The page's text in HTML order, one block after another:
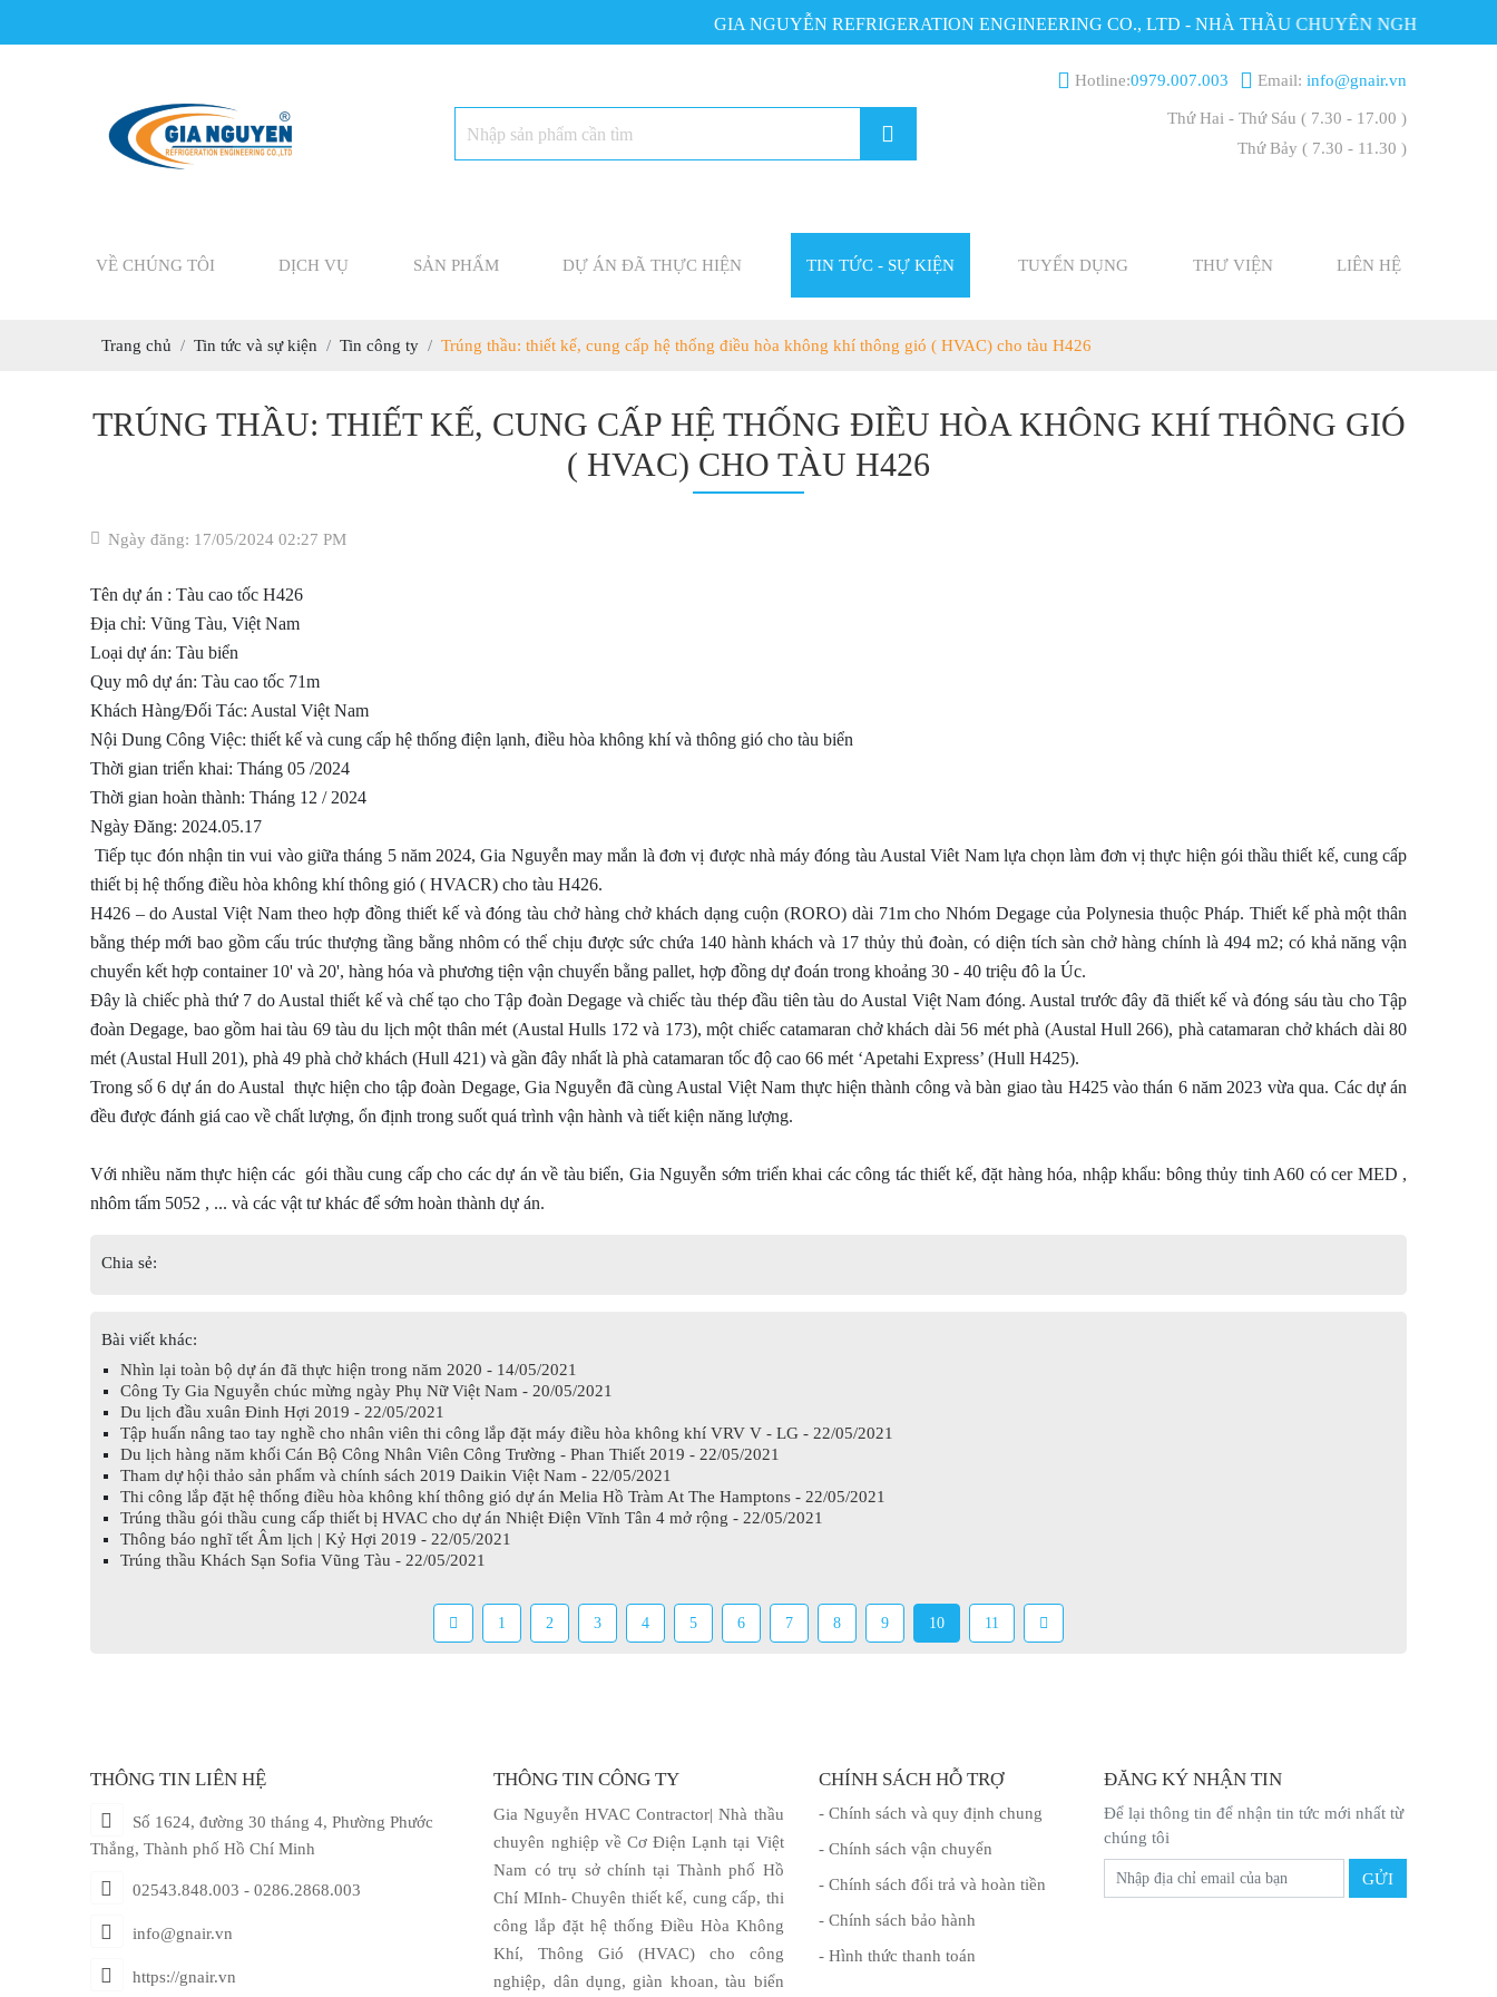
GIA NGUYỄN REFRIGERATION ENGINEERING CO., LTD - NHÀ THẦU CHUYÊN NGHIỆP VỀ
Hotline:0979.007.003 Email:info@gnair.vn
Thứ Hai - Thứ Sáu( 7.30 - 17.00 )
Thứ Bảy( 7.30 - 11.30 )
VỀ CHÚNG TÔI DỊCH VỤ SẢN PHẨM DỰ ÁN ĐÃ THỰC HIỆN TIN TỨC - SỰ KIỆN TUYỂN DỤNG THƯ VIỆN LIÊN HỆ
Trang chủ Tin tức và sự kiện Tin công ty Trúng thầu: thiết kế, cung cấp hệ thống điều hòa không khí thông gió ( HVAC) cho tàu H426
TRÚNG THẦU: THIẾT KẾ, CUNG CẤP HỆ THỐNG ĐIỀU HÒA KHÔNG KHÍ THÔNG GIÓ
( HVAC) CHO TÀU H426
Ngày đăng: 17/05/2024 02:27 PM
Tên dự án : Tàu cao tốc H426
Địa chỉ: Vũng Tàu, Việt Nam
Loại dự án: Tàu biển
Quy mô dự án: Tàu cao tốc 71m
Khách Hàng/Đối Tác: Austal Việt Nam
Nội Dung Công Việc: thiết kế và cung cấp hệ thống điện lạnh, điều hòa không khí và thông gió cho tàu biển
Thời gian triển khai: Tháng 05 /2024
Thời gian hoàn thành: Tháng 12 / 2024
Ngày Đăng: 2024.05.17
Tiếp tục đón nhận tin vui vào giữa tháng 5 năm 2024, Gia Nguyễn may mắn là đơn vị được nhà máy đóng tàu Austal Viêt Nam lựa chọn làm đơn vị thực hiện gói thầu thiết kế, cung cấp
thiết bị hệ thống điều hòa không khí thông gió ( HVACR) cho tàu H426.
H426 – do Austal Việt Nam theo hợp đồng thiết kế và đóng tàu chở hàng chở khách dạng cuộn (RORO) dài 71m cho Nhóm Degage của Polynesia thuộc Pháp. Thiết kế phà một thân
bằng thép mới bao gồm cấu trúc thượng tầng bằng nhôm có thể chịu được sức chứa 140 hành khách và 17 thủy thủ đoàn, có diện tích sàn chở hàng chính là 494 m2; có khả năng vận
chuyển kết hợp container 10' và 20', hàng hóa và phương tiện vận chuyển bằng pallet, hợp đồng dự đoán trong khoảng 30 - 40 triệu đô la Úc.
Đây là chiếc phà thứ 7 do Austal thiết kế và chế tạo cho Tập đoàn Degage và chiếc tàu thép đầu tiên tàu do Austal Việt Nam đóng. Austal trước đây đã thiết kế và đóng sáu tàu cho Tập
đoàn Degage, bao gồm hai tàu 69 tàu du lịch một thân mét (Austal Hulls 172 và 173), một chiếc catamaran chở khách dài 56 mét phà (Austal Hull 266), phà catamaran chở khách dài 80
mét (Austal Hull 201), phà 49 phà chở khách (Hull 421) và gần đây nhất là phà catamaran tốc độ cao 66 mét ‘Apetahi Express’ (Hull H425).
Trong số 6 dự án do Austal thực hiện cho tập đoàn Degage, Gia Nguyễn đã cùng Austal Việt Nam thực hiện thành công và bàn giao tàu H425 vào thán 6 năm 2023 vừa qua. Các dự án
đều được đánh giá cao về chất lượng, ổn định trong suốt quá trình vận hành và tiết kiện năng lượng.
Với nhiều năm thực hiện các gói thầu cung cấp cho các dự án về tàu biển, Gia Nguyễn sớm triển khai các công tác thiết kế, đặt hàng hóa, nhập khẩu: bông thủy tinh A60 có cer MED ,
nhôm tấm 5052 , ... và các vật tư khác để sớm hoàn thành dự án.
Chia sẻ:
Bài viết khác:
Nhìn lại toàn bộ dự án đã thực hiện trong năm 2020 - 14/05/2021
Công Ty Gia Nguyễn chúc mừng ngày Phụ Nữ Việt Nam - 20/05/2021
Du lịch đầu xuân Đinh Hợi 2019 - 22/05/2021
Tập huấn nâng tao tay nghề cho nhân viên thi công lắp đặt máy điều hòa không khí VRV V - LG - 22/05/2021
Du lịch hàng năm khối Cán Bộ Công Nhân Viên Công Trường - Phan Thiết 2019 - 22/05/2021
Tham dự hội thảo sản phẩm và chính sách 2019 Daikin Việt Nam - 22/05/2021
Thi công lắp đặt hệ thống điều hòa không khí thông gió dự án Melia Hồ Tràm At The Hamptons - 22/05/2021
Trúng thầu gói thầu cung cấp thiết bị HVAC cho dự án Nhiệt Điện Vĩnh Tân 4 mở rộng - 22/05/2021
Thông báo nghĩ tết Âm lịch | Kỷ Hợi 2019 - 22/05/2021
Trúng thầu Khách Sạn Sofia Vũng Tàu - 22/05/2021
1 2 3 4 5 6 7 8 9 10 11
THÔNG TIN LIÊN HỆ
Số 1624, đường 30 tháng 4, Phường Phước
Thắng, Thành phố Hồ Chí Minh
02543.848.003 - 0286.2868.003
info@gnair.vn
https://gnair.vn
THÔNG TIN CÔNG TY
Gia Nguyễn HVAC Contractor| Nhà thầu
chuyên nghiệp về Cơ Điện Lạnh tại Việt
Nam có trụ sở chính tại Thành phố Hồ
Chí MInh- Chuyên thiết kế, cung cấp, thi
công lắp đặt hệ thống Điều Hòa Không
Khí, Thông Gió (HVAC) cho công
nghiệp, dân dụng, giàn khoan, tàu biển
CHÍNH SÁCH HỖ TRỢ
- Chính sách và quy định chung
- Chính sách vận chuyển
- Chính sách đổi trả và hoàn tiền
- Chính sách bảo hành
- Hình thức thanh toán
ĐĂNG KÝ NHẬN TIN
Để lại thông tin để nhận tin tức mới nhất từ
chúng tôi